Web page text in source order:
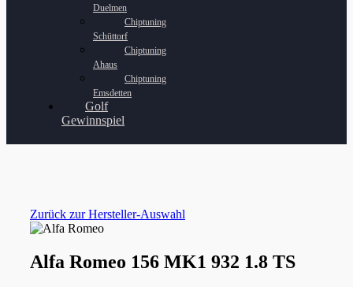
Duelmen
Chiptuning
Schüttorf
Chiptuning
Ahaus
Chiptuning
Emsdetten
Golf
Gewinnspiel
Zurück zur Hersteller-Auswahl
Alfa Romeo 156 MK1 932 1.8 TS